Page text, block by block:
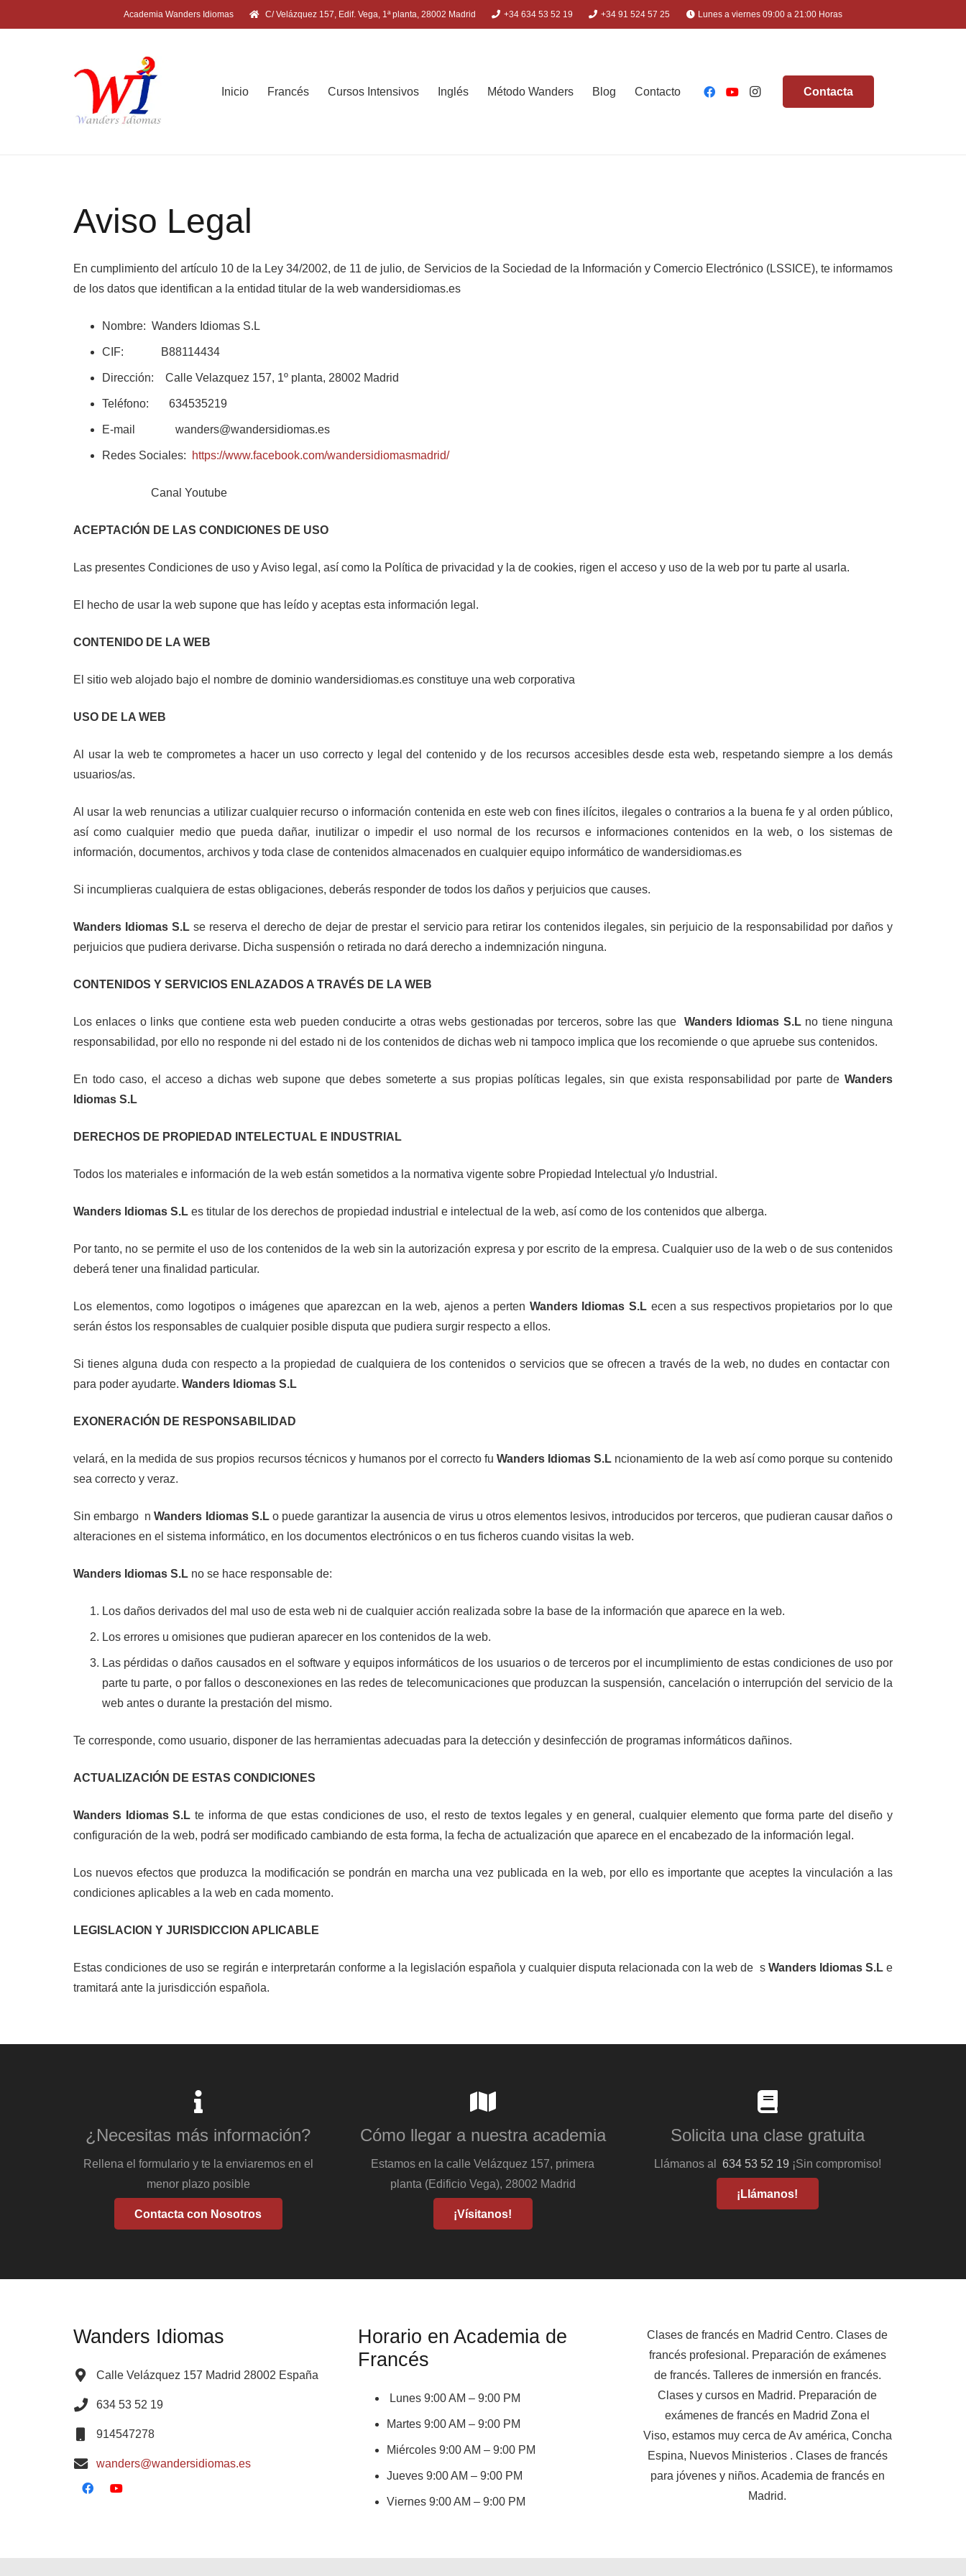
Academia Wanders Idiomas C/ Velázquez 157, Edif. Vega, 1ª planta, 28002 Madrid +34 634 53 52 19 +34 91 524 57 25 Lunes a viernes 09:00 a 21:00 Horas
Inicio Francés Cursos Intensivos Inglés Método Wanders Blog Contacto Contacta
Aviso Legal
En cumplimiento del artículo 10 de la Ley 34/2002, de 11 de julio, de Servicios de la Sociedad de la Información y Comercio Electrónico (LSSICE), te informamos
de los datos que identifican a la entidad titular de la web wandersidiomas.es
Nombre: Wanders Idiomas S.L
CIF: B88114434
Dirección: Calle Velazquez 157, 1º planta, 28002 Madrid
Teléfono: 634535219
E-mail wanders@wandersidiomas.es
Redes Sociales: https://www.facebook.com/wandersidiomasmadrid/
Canal Youtube
ACEPTACIÓN DE LAS CONDICIONES DE USO
Las presentes Condiciones de uso y Aviso legal, así como la Política de privacidad y la de cookies, rigen el acceso y uso de la web por tu parte al usarla.
El hecho de usar la web supone que has leído y aceptas esta información legal.
CONTENIDO DE LA WEB
El sitio web alojado bajo el nombre de dominio wandersidiomas.es constituye una web corporativa
USO DE LA WEB
Al usar la web te comprometes a hacer un uso correcto y legal del contenido y de los recursos accesibles desde esta web, respetando siempre a los demás
usuarios/as.
Al usar la web renuncias a utilizar cualquier recurso o información contenida en este web con fines ilícitos, ilegales o contrarios a la buena fe y al orden público,
así como cualquier medio que pueda dañar, inutilizar o impedir el uso normal de los recursos e informaciones contenidos en la web, o los sistemas de
información, documentos, archivos y toda clase de contenidos almacenados en cualquier equipo informático de wandersidiomas.es
Si incumplieras cualquiera de estas obligaciones, deberás responder de todos los daños y perjuicios que causes.
Wanders Idiomas S.L se reserva el derecho de dejar de prestar el servicio para retirar los contenidos ilegales, sin perjuicio de la responsabilidad por daños y
perjuicios que pudiera derivarse. Dicha suspensión o retirada no dará derecho a indemnización ninguna.
CONTENIDOS Y SERVICIOS ENLAZADOS A TRAVÉS DE LA WEB
Los enlaces o links que contiene esta web pueden conducirte a otras webs gestionadas por terceros, sobre las que Wanders Idiomas S.L no tiene ninguna
responsabilidad, por ello no responde ni del estado ni de los contenidos de dichas web ni tampoco implica que los recomiende o que apruebe sus contenidos.
En todo caso, el acceso a dichas web supone que debes someterte a sus propias políticas legales, sin que exista responsabilidad por parte de Wanders
Idiomas S.L
DERECHOS DE PROPIEDAD INTELECTUAL E INDUSTRIAL
Todos los materiales e información de la web están sometidos a la normativa vigente sobre Propiedad Intelectual y/o Industrial.
Wanders Idiomas S.L es titular de los derechos de propiedad industrial e intelectual de la web, así como de los contenidos que alberga.
Por tanto, no se permite el uso de los contenidos de la web sin la autorización expresa y por escrito de la empresa. Cualquier uso de la web o de sus contenidos
deberá tener una finalidad particular.
Los elementos, como logotipos o imágenes que aparezcan en la web, ajenos a perten Wanders Idiomas S.L ecen a sus respectivos propietarios por lo que
serán éstos los responsables de cualquier posible disputa que pudiera surgir respecto a ellos.
Si tienes alguna duda con respecto a la propiedad de cualquiera de los contenidos o servicios que se ofrecen a través de la web, no dudes en contactar con
para poder ayudarte. Wanders Idiomas S.L
EXONERACIÓN DE RESPONSABILIDAD
velará, en la medida de sus propios recursos técnicos y humanos por el correcto fu Wanders Idiomas S.L ncionamiento de la web así como porque su contenido
sea correcto y veraz.
Sin embargo n Wanders Idiomas S.Lo puede garantizar la ausencia de virus u otros elementos lesivos, introducidos por terceros, que pudieran causar daños o
alteraciones en el sistema informático, en los documentos electrónicos o en tus ficheros cuando visitas la web.
Wanders Idiomas S.L no se hace responsable de:
Los daños derivados del mal uso de esta web ni de cualquier acción realizada sobre la base de la información que aparece en la web.
Los errores u omisiones que pudieran aparecer en los contenidos de la web.
Las pérdidas o daños causados en el software y equipos informáticos de los usuarios o de terceros por el incumplimiento de estas condiciones de uso por
parte tu parte, o por fallos o desconexiones en las redes de telecomunicaciones que produzcan la suspensión, cancelación o interrupción del servicio de la
web antes o durante la prestación del mismo.
Te corresponde, como usuario, disponer de las herramientas adecuadas para la detección y desinfección de programas informáticos dañinos.
ACTUALIZACIÓN DE ESTAS CONDICIONES
Wanders Idiomas S.L te informa de que estas condiciones de uso, el resto de textos legales y en general, cualquier elemento que forma parte del diseño y
configuración de la web, podrá ser modificado cambiando de esta forma, la fecha de actualización que aparece en el encabezado de la información legal.
Los nuevos efectos que produzca la modificación se pondrán en marcha una vez publicada en la web, por ello es importante que aceptes la vinculación a las
condiciones aplicables a la web en cada momento.
LEGISLACION Y JURISDICCION APLICABLE
Estas condiciones de uso se regirán e interpretarán conforme a la legislación española y cualquier disputa relacionada con la web de sWanders Idiomas S.Le
tramitará ante la jurisdicción española.
¿Necesitas más información?
Rellena el formulario y te la enviaremos en el
menor plazo posible
Contacta con Nosotros
Cómo llegar a nuestra academia
Estamos en la calle Velázquez 157, primera
planta (Edificio Vega), 28002 Madrid
¡Vísitanos!
Solicita una clase gratuita
Llámanos al 634 53 52 19 ¡Sin compromiso!
¡Llámanos!
Wanders Idiomas
Calle Velázquez 157 Madrid 28002 España
634 53 52 19
914547278
wanders@wandersidiomas.es
Horario en Academia de
Francés
Lunes 9:00 AM – 9:00 PM
Martes 9:00 AM – 9:00 PM
Miércoles 9:00 AM – 9:00 PM
Jueves 9:00 AM – 9:00 PM
Viernes 9:00 AM – 9:00 PM
Clases de francés en Madrid Centro. Clases de
francés profesional. Preparación de exámenes
de francés. Talleres de inmersión en francés.
Clases y cursos en Madrid. Preparación de
exámenes de francés en Madrid Zona el
Viso, estamos muy cerca de Av américa, Concha
Espina, Nuevos Ministerios . Clases de francés
para jóvenes y niños. Academia de francés en
Madrid.